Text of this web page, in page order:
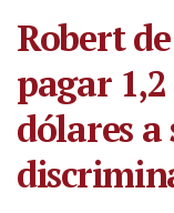
Robert
pagar
dólares a